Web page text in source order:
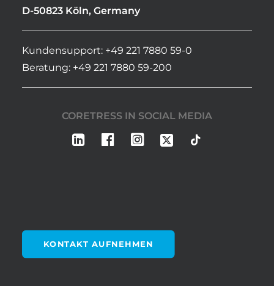
D-50823 Köln, Germany
Kundensupport: +49 221 7880 59-0
Beratung: +49 221 7880 59-200
CORETRESS IN SOCIAL MEDIA
KONTAKT AUFNEHMEN